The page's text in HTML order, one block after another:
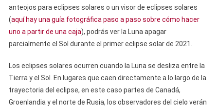
anteojos para eclipses solares o un visor de eclipses solares
(aquí hay una guía fotográfica paso a paso sobre cómo hacer
uno a partir de una caja), podrás ver la Luna apagar
parcialmente el Sol durante el primer eclipse solar de 2021.
Los eclipses solares ocurren cuando la Luna se desliza entre la
Tierra y el Sol. En lugares que caen directamente a lo largo de la
trayectoria del eclipse, en este caso partes de Canadá,
Groenlandia y el norte de Rusia, los observadores del cielo verán